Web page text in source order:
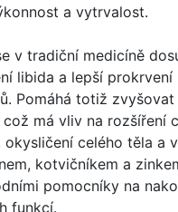
a vytrvalost.
v tradiční medicíně
libida a lepší prokrvení
Pomáhá totiž zvyšovat
má vliv na rozšíření
celého těla a
kotvičníkem a
pomocníky na
funkcí.